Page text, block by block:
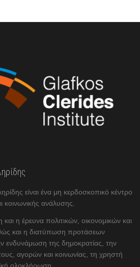
είναι ένα μη κερδοσκοπικό κέντρο
κοινωνικής ανάλυσης.
και η έρευνα πολιτικών, οικονομικών και
και η διατύπωση προτάσεων
ενδυνάμωση της δημοκρατίας, την
αγορών και κοινωνίας, τη χρηστή